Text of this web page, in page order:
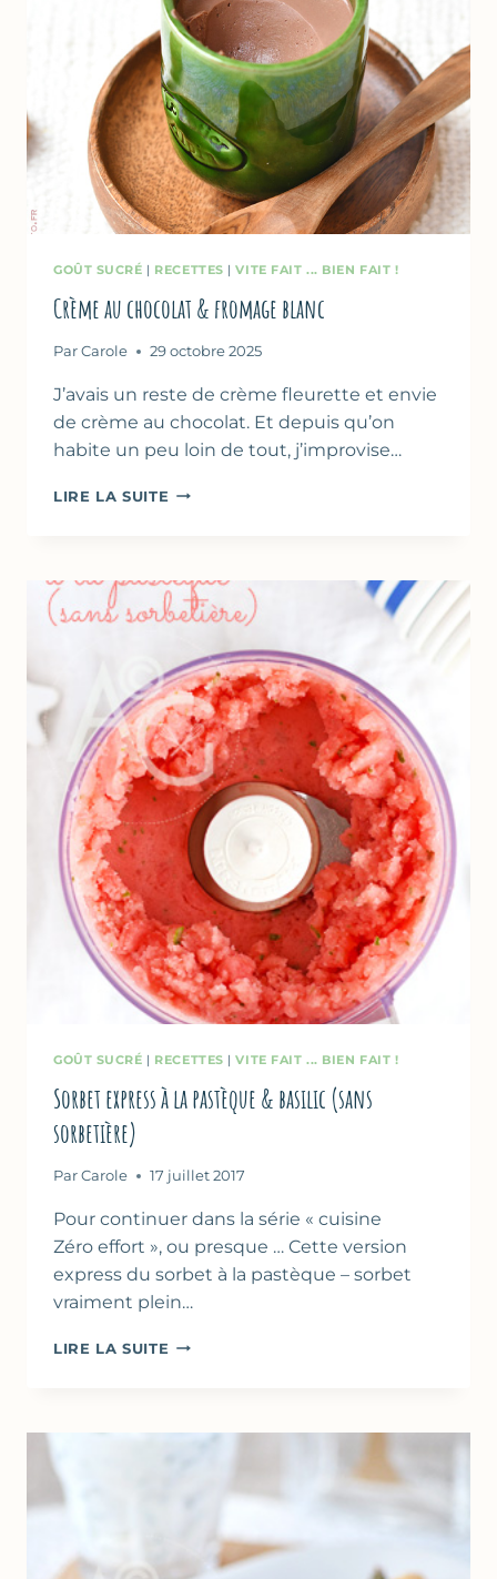
GOÛT SUCRÉ | RECETTES |VITE FAIT ... BIEN FAIT !
Crème au chocolat & fromage blanc
Par Carole 29 octobre 2025
J’avais un reste de crème fleurette et envie
de crème au chocolat. Et depuis qu’on
habite un peu loin de tout, j’improvise…
LIRE LA SUITE CRÈME
FROMAGE
BLANC
GOÛT SUCRÉ | RECETTES |VITE FAIT ... BIEN FAIT !
Sorbet express à la pastèque & basilic (sans
sorbetière)
Par Carole 17 juillet 2017
Pour continuer dans la série « cuisine
Zéro effort », ou presque … Cette version
express du sorbet à la pastèque – sorbet
vraiment plein…
LIRE LA SUITE SORBET
PASTÈQUE